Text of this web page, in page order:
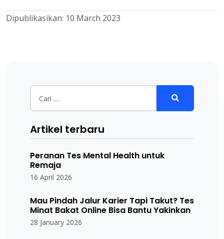
Dipublikasikan: 10 March 2023
Artikel terbaru
Peranan Tes Mental Health untuk
Remaja
16 April 2026
Mau Pindah Jalur Karier Tapi Takut? Tes
Minat Bakat Online Bisa Bantu Yakinkan
28 January 2026